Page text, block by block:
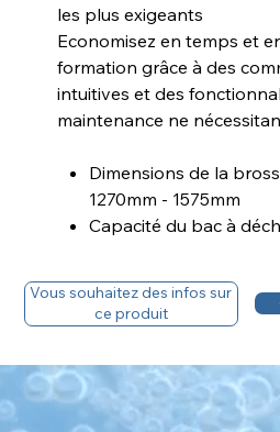
les plus exigeants
Economisez en temps et
formation grâce à des
intuitives et des
maintenance ne
Dimensions de la
1270mm - 1575mm
Capacité du bac à
Poids avec batterie :
Fiche Technique
Téléchargez la fiche
Vous souhaitez des infos sur
ce produit